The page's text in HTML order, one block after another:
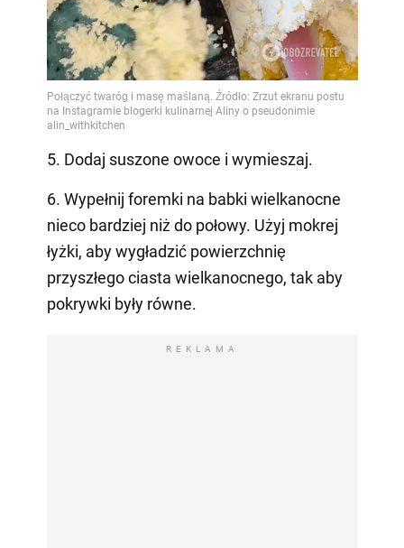
5. Dodaj suszone owoce i wymieszaj.
6. Wypełnij foremki na babki wielkanocne
nieco bardziej niż do połowy. Użyj mokrej
łyżki, aby wygładzić powierzchnię
przyszłego ciasta wielkanocnego, tak aby
pokrywki były równe.
REKLAMA